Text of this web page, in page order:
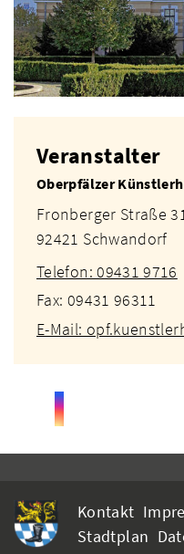
Veranstalter
Oberpfälzer
Fronberger Straße
92421 Schwandorf
Telefon: 09431 9716
Fax: 09431 96311
E-Mail:
Kontakt
Stadtplan